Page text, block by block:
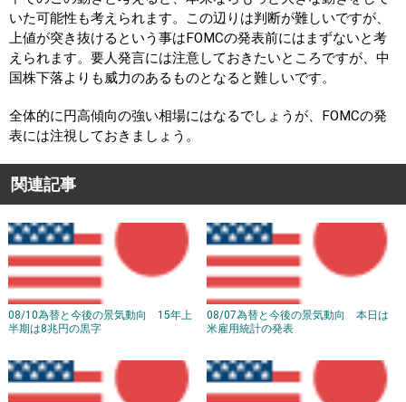
いた可能性も考えられます。この辺りは判断が難しいですが、
上値が突き抜けるという事はFOMCの発表前にはまずないと考
えられます。要人発言には注意しておきたいところですが、中
国株下落よりも威力のあるものとなると難しいです。
全体的に円高傾向の強い相場にはなるでしょうが、FOMCの発
表には注視しておきましょう。
関連記事
08/10為替と今後の景気動向 15年上
半期は8兆円の黒字
08/07為替と今後の景気動向 本日は
米雇用統計の発表